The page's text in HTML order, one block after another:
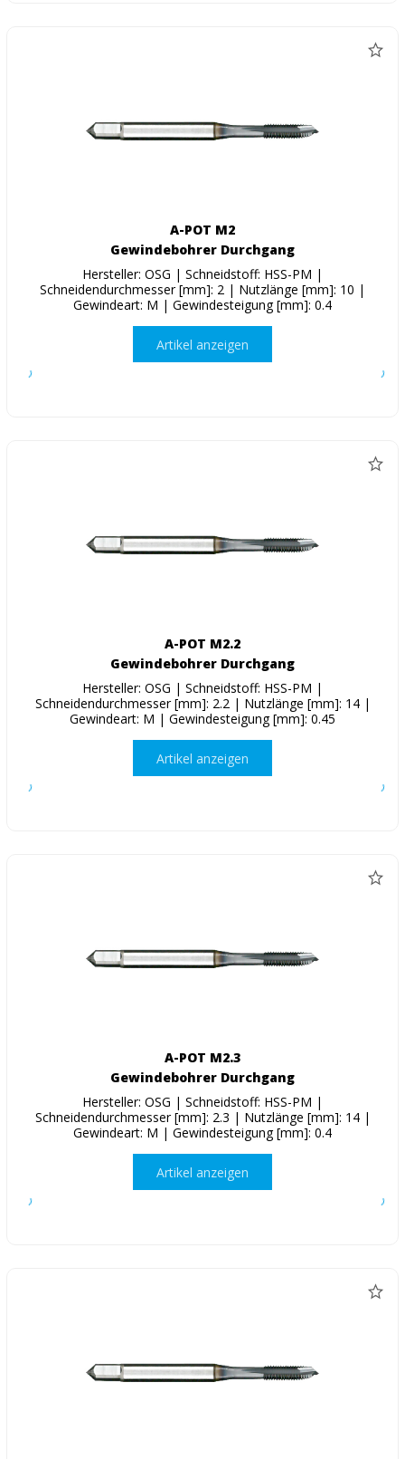
A-POT M2
Gewindebohrer Durchgang
Hersteller: OSG | Schneidstoff: HSS-PM |
Schneidendurchmesser [mm]: 2 | Nutzlänge [mm]: 10 |
Gewindeart: M | Gewindesteigung [mm]: 0.4
Artikel anzeigen
A-POT M2.2
Gewindebohrer Durchgang
Hersteller: OSG | Schneidstoff: HSS-PM |
Schneidendurchmesser [mm]: 2.2 | Nutzlänge [mm]: 14 |
Gewindeart: M | Gewindesteigung [mm]: 0.45
Artikel anzeigen
A-POT M2.3
Gewindebohrer Durchgang
Hersteller: OSG | Schneidstoff: HSS-PM |
Schneidendurchmesser [mm]: 2.3 | Nutzlänge [mm]: 14 |
Gewindeart: M | Gewindesteigung [mm]: 0.4
Artikel anzeigen